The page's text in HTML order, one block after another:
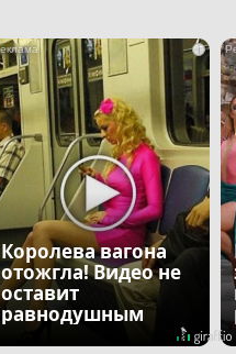
i
Королева вагона
отожгла! Видео не
оставит
равнодушным